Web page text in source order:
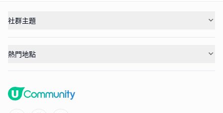
社群主題
熱門地點